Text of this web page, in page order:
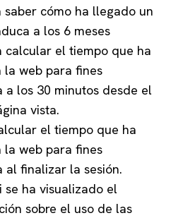
saber cómo ha llegado un
a los 6 meses
calcular el tiempo que ha
la web para fines
a los 30 minutos desde el
vista.
el tiempo que ha
la web para fines
al finalizar la sesión.
se ha visualizado el
sobre el uso de las